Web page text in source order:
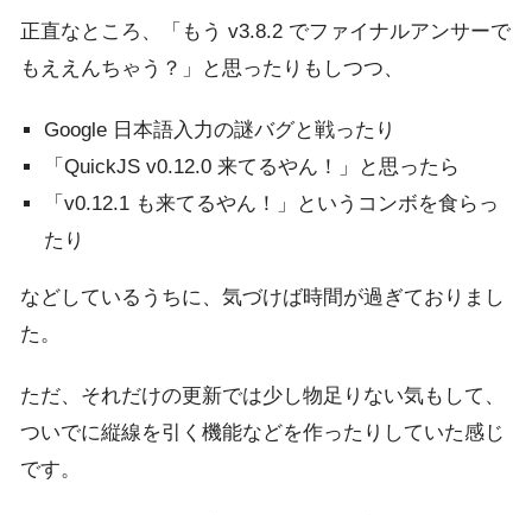
正直なところ、「もう v3.8.2 でファイナルアンサーで
もええんちゃう？」と思ったりもしつつ、
Google 日本語入力の謎バグと戦ったり
「QuickJS v0.12.0 来てるやん！」と思ったら
「v0.12.1 も来てるやん！」というコンボを食らっ
たり
などしているうちに、気づけば時間が過ぎておりまし
た。
ただ、それだけの更新では少し物足りない気もして、
ついでに縦線を引く機能などを作ったりしていた感じ
です。